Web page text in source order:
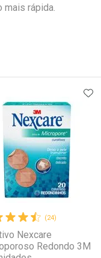
mais rápida.
AOS FAVORITOS
(24)
Nexcare
Redondo 3M